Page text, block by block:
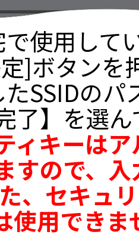
で使用し
]ボタンを
たSSIDの
了】を選
ィキーは
すので、
、セキュ
使用できま